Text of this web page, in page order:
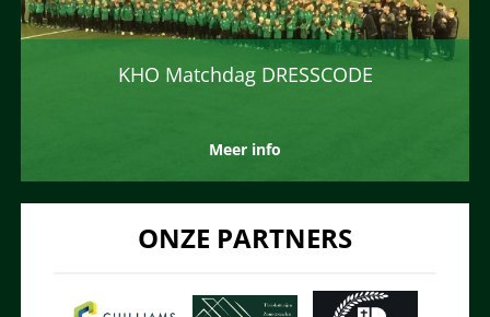
KHO Matchdag DRESSCODE
Meer info
ONZE PARTNERS